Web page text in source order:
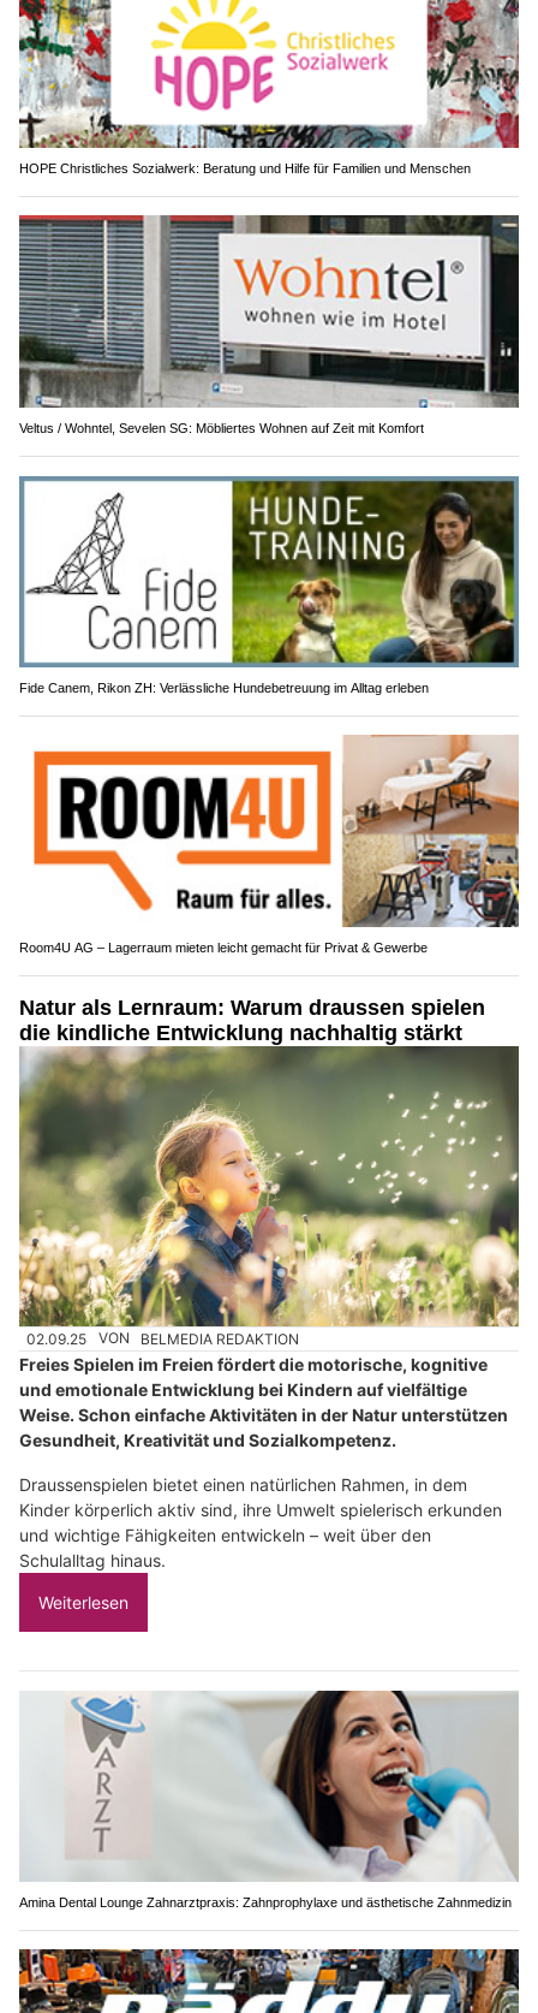
HOPE Christliches Sozialwerk: Beratung und Hilfe für Familien und Menschen
Veltus / Wohntel, Sevelen SG: Möbliertes Wohnen auf Zeit mit Komfort
Fide Canem, Rikon ZH: Verlässliche Hundebetreuung im Alltag erleben
Room4U AG – Lagerraum mieten leicht gemacht für Privat & Gewerbe
Natur als Lernraum: Warum draussen spielen
die kindliche Entwicklung nachhaltig stärkt
02.09.25 VON BELMEDIA REDAKTION
Freies Spielen im Freien fördert die motorische, kognitive
und emotionale Entwicklung bei Kindern auf vielfältige
Weise. Schon einfache Aktivitäten in der Natur unterstützen
Gesundheit, Kreativität und Sozialkompetenz.
Draussenspielen bietet einen natürlichen Rahmen, in dem
Kinder körperlich aktiv sind, ihre Umwelt spielerisch erkunden
und wichtige Fähigkeiten entwickeln – weit über den
Schulalltag hinaus.
Weiterlesen
Amina Dental Lounge Zahnarztpraxis: Zahnprophylaxe und ästhetische Zahnmedizin